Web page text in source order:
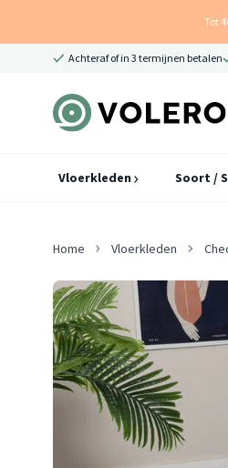
Tot
Achteraf of in 3 termijnen betalen
Vloerkleden Soort /
Home Vloerkleden